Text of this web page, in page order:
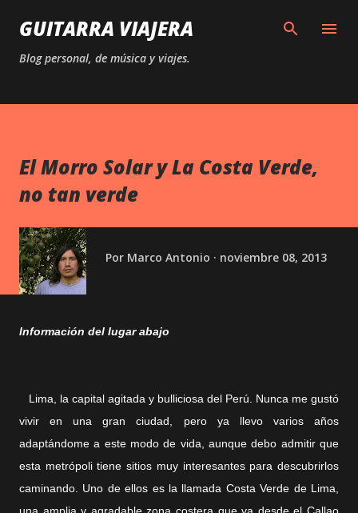
Ir al contenido principal
GUITARRA VIAJERA
Blog personal, de música y viajes.
El Morro Solar y La Costa Verde,
no tan verde
Por Marco Antonio noviembre 08, 2013
Información del lugar abajo
Lima, la capital agitada y bulliciosa del Perú. Nunca me gustó
vivir en una gran ciudad, pero ya llevo varios años
adaptándome a este modo de vida, aunque debo admitir que
esta metrópoli tiene sitios muy interesantes para descubrirlos
caminando. Uno de ellos es la llamada Costa Verde de Lima,